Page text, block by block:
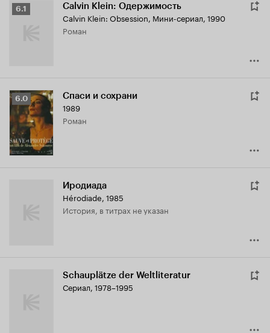
Рейтинг
6.1 Calvin Klein: Одержимость
Calvin Klein: Obsession, Мини-сериал, 1990
роман
Рейтинг
Кинопоиска
6.0
6.0 Спаси и сохрани
1989
роман
Иродиада
Hérodiade, 1985
история, в титрах не указан
Schauplätze der Weltliteratur
Сериал, 1978–1995